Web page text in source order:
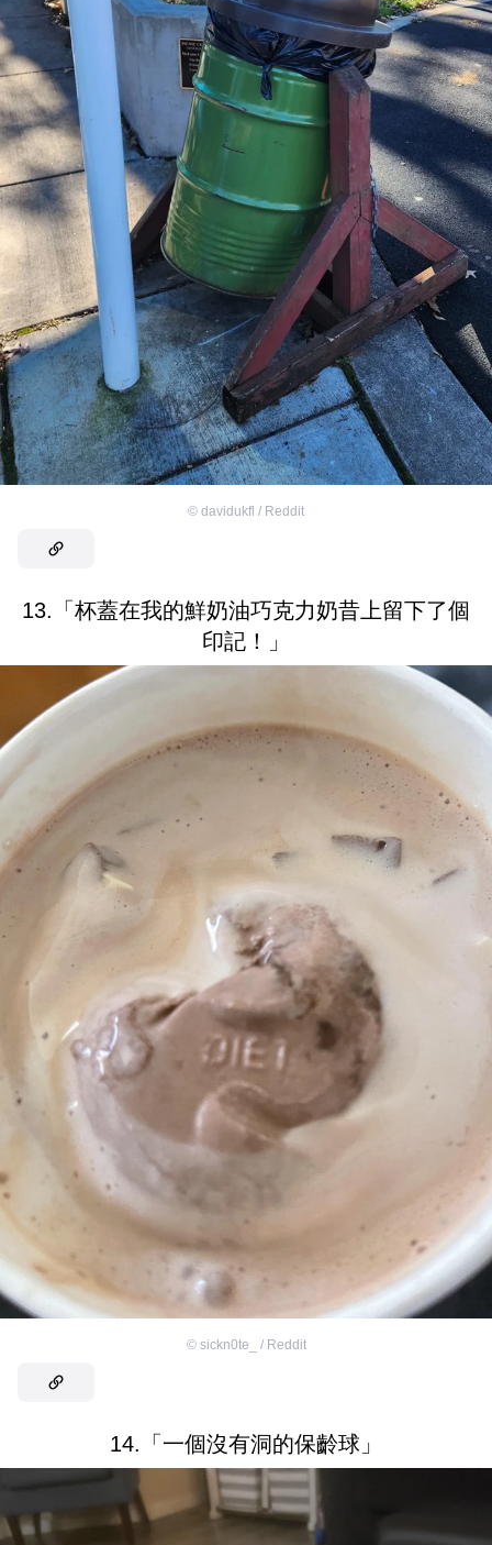
© davidukfl / Reddit
13.「杯蓋在我的鮮奶油巧克力奶昔上留下了個
印記！」
© sickn0te_ / Reddit
14.「一個沒有洞的保齡球」